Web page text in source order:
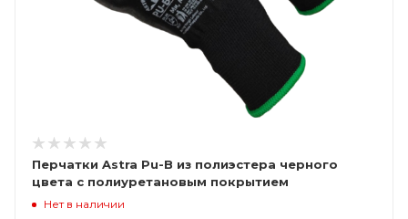
Перчатки Astra Pu-B из полиэстера черного
цвета с полиуретановым покрытием
Нет в наличии